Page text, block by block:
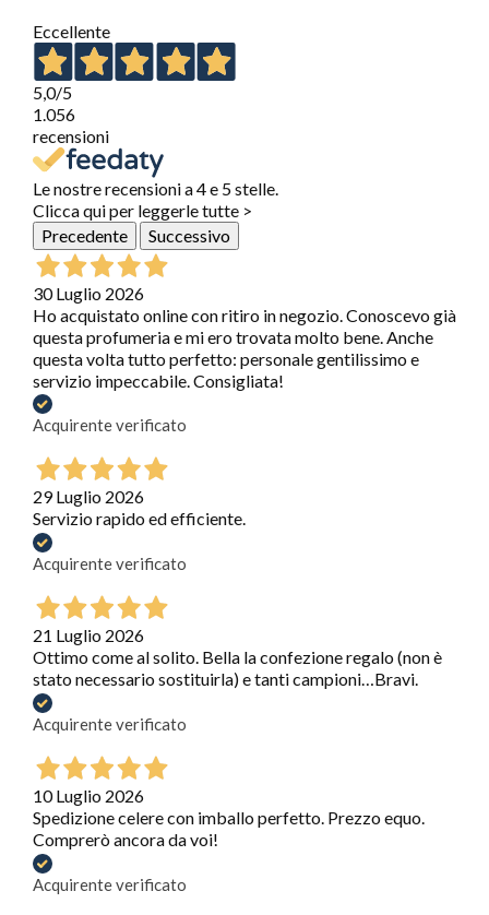
Eccellente
5,0/5
1.056
recensioni
Le nostre recensioni a 4 e 5 stelle.
Clicca qui per leggerle tutte >
Precedente
Successivo
30 Luglio 2026
Ho acquistato online con ritiro in negozio. Conoscevo già
questa profumeria e mi ero trovata molto bene. Anche
questa volta tutto perfetto: personale gentilissimo e
servizio impeccabile. Consigliata!
Acquirente verificato
29 Luglio 2026
Servizio rapido ed efficiente.
Acquirente verificato
21 Luglio 2026
Ottimo come al solito. Bella la confezione regalo (non è
stato necessario sostituirla) e tanti campioni…Bravi.
Acquirente verificato
10 Luglio 2026
Spedizione celere con imballo perfetto. Prezzo equo.
Comprerò ancora da voi!
Acquirente verificato